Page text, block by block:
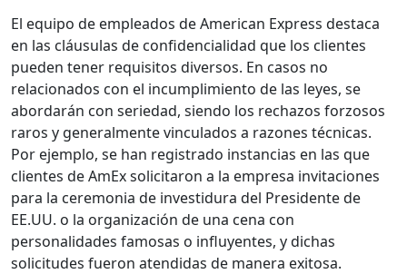
El equipo de empleados de American Express destaca
en las cláusulas de confidencialidad que los clientes
pueden tener requisitos diversos. En casos no
relacionados con el incumplimiento de las leyes, se
abordarán con seriedad, siendo los rechazos forzosos
raros y generalmente vinculados a razones técnicas.
Por ejemplo, se han registrado instancias en las que
clientes de AmEx solicitaron a la empresa invitaciones
para la ceremonia de investidura del Presidente de
EE.UU. o la organización de una cena con
personalidades famosas o influyentes, y dichas
solicitudes fueron atendidas de manera exitosa.